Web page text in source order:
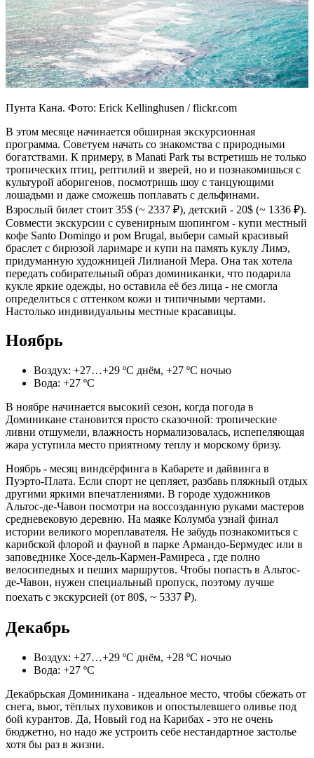
Пунта Кана. Фото: Erick Kellinghusen / flickr.com
В этом месяце начинается обширная экскурсионная
программа. Советуем начать со знакомства с природными
богатствами. К примеру, в Manati Park ты встретишь не только
тропических птиц, рептилий и зверей, но и познакомишься с
культурой аборигенов, посмотришь шоу с танцующими
лошадьми и даже сможешь поплавать с дельфинами.
Взрослый билет стоит 35$ (~ 2337 ₽), детский - 20$ (~ 1336 ₽).
Совмести экскурсии с сувенирным шопингом - купи местный
кофе Santo Domingo и ром Brugal, выбери самый красивый
браслет с бирюзой ларимаре и купи на память куклу Лимэ,
придуманную художницей Лилианой Мера. Она так хотела
передать собирательный образ доминиканки, что подарила
кукле яркие одежды, но оставила её без лица - не смогла
определиться с оттенком кожи и типичными чертами.
Настолько индивидуальны местные красавицы.
Ноябрь
Воздух: +27…+29 ºС днём, +27 ºС ночью
Вода: +27 ºС
В ноябре начинается высокий сезон, когда погода в
Доминикане становится просто сказочной: тропические
ливни отшумели, влажность нормализовалась, испепеляющая
жара уступила место приятному теплу и морскому бризу.
Ноябрь - месяц виндсёрфинга в Кабарете и дайвинга в
Пуэрто-Плата. Если спорт не цепляет, разбавь пляжный отдых
другими яркими впечатлениями. В городе художников
Альтос-де-Чавон посмотри на воссозданную руками мастеров
средневековую деревню. На маяке Колумба узнай финал
истории великого мореплавателя. Не забудь познакомиться с
карибской флорой и фауной в парке Армандо-Бермудес или в
заповеднике Хосе-дель-Кармен-Рамиреса , где полно
велосипедных и пеших маршрутов. Чтобы попасть в Альтос-
де-Чавон, нужен специальный пропуск, поэтому лучше
поехать с экскурсией (от 80$, ~ 5337 ₽).
Декабрь
Воздух: +27…+29 ºС днём, +28 ºС ночью
Вода: +27 ºС
Декабрьская Доминикана - идеальное место, чтобы сбежать от
снега, вьюг, тёплых пуховиков и опостылевшего оливье под
бой курантов. Да, Новый год на Карибах - это не очень
бюджетно, но надо же устроить себе нестандартное застолье
хотя бы раз в жизни.